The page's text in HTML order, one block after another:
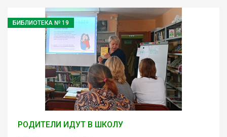
БИБЛИОТЕКА № 19
РОДИТЕЛИ ИДУТ В ШКОЛУ